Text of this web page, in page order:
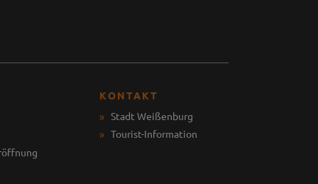
KONTAKT
Stadt Weißenburg
Tourist-Information